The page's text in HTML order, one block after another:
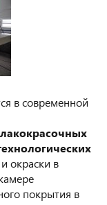
в современной
окраски в
покрытия в